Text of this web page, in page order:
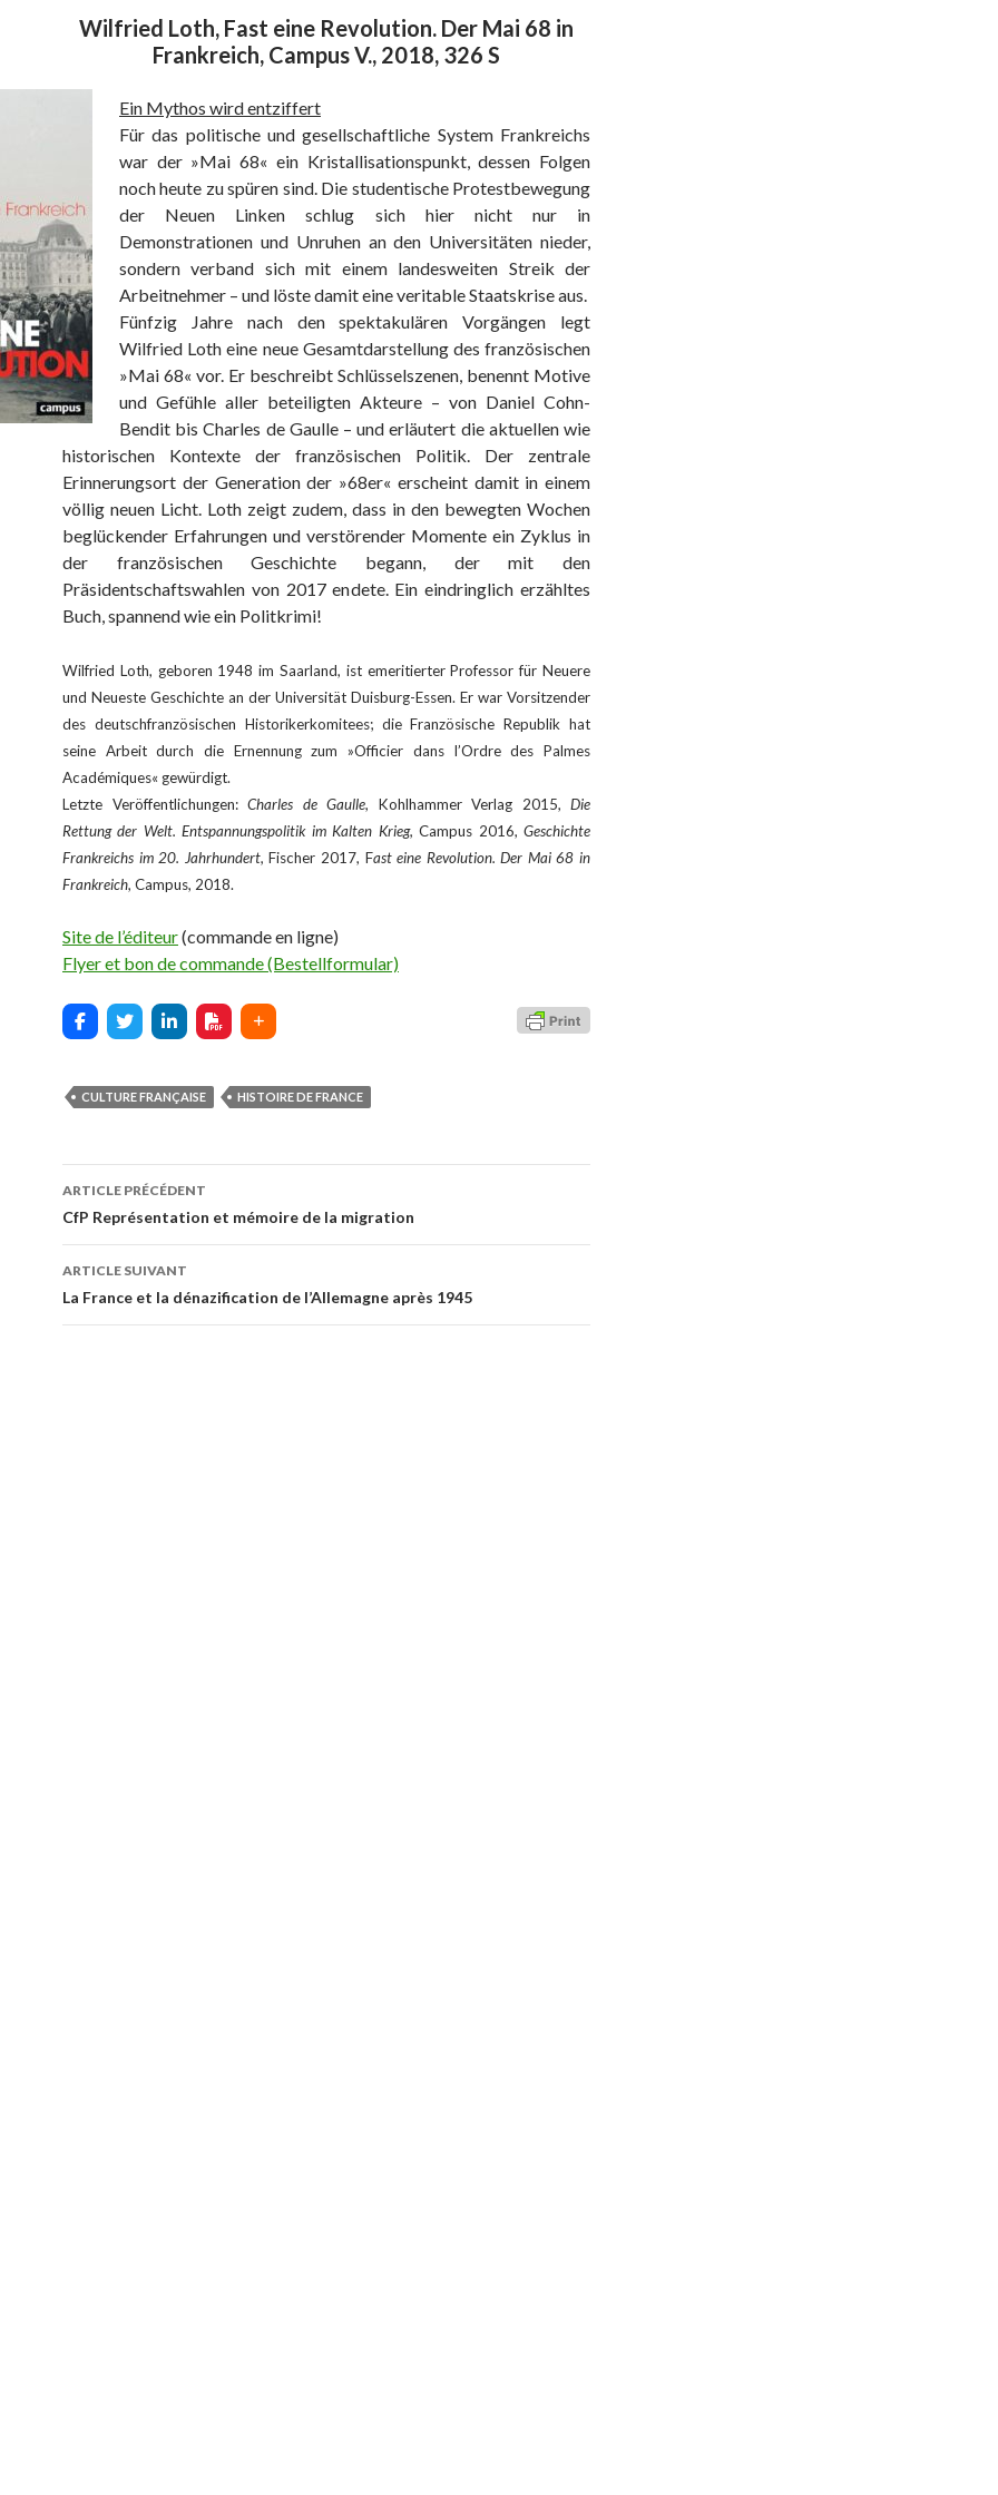
Wilfried Loth, Fast eine Revolution. Der Mai 68 in
Frankreich, Campus V., 2018, 326 S
Ein Mythos wird entziffert
Für das politische und gesellschaftliche System Frankreichs
war der »Mai 68« ein Kristallisationspunkt, dessen Folgen
noch heute zu spüren sind. Die studentische Protestbewegung
der Neuen Linken schlug sich hier nicht nur in
Demonstrationen und Unruhen an den Universitäten nieder,
sondern verband sich mit einem landesweiten Streik der
Arbeitnehmer – und löste damit eine veritable Staatskrise aus.
Fünfzig Jahre nach den spektakulären Vorgängen legt
Wilfried Loth eine neue Gesamtdarstellung des französischen
»Mai 68« vor. Er beschreibt Schlüsselszenen, benennt Motive
und Gefühle aller beteiligten Akteure – von Daniel Cohn-
Bendit bis Charles de Gaulle – und erläutert die aktuellen wie
historischen Kontexte der französischen Politik. Der zentrale
Erinnerungsort der Generation der »68er« erscheint damit in einem
völlig neuen Licht. Loth zeigt zudem, dass in den bewegten Wochen
beglückender Erfahrungen und verstörender Momente ein Zyklus in
der französischen Geschichte begann, der mit den
Präsidentschaftswahlen von 2017 endete. Ein eindringlich erzähltes
Buch, spannend wie ein Politkrimi!
Wilfried Loth, geboren 1948 im Saarland, ist emeritierter Professor für Neuere
und Neueste Geschichte an der Universität Duisburg-Essen. Er war Vorsitzender
des deutschfranzösischen Historikerkomitees; die Französische Republik hat
seine Arbeit durch die Ernennung zum »Officier dans l’Ordre des Palmes
Académiques« gewürdigt.
Letzte Veröffentlichungen: Charles de Gaulle, Kohlhammer Verlag 2015, Die
Rettung der Welt. Entspannungspolitik im Kalten Krieg, Campus 2016,Geschichte
Frankreichs im 20. Jahrhundert, Fischer 2017, Fast eine Revolution. Der Mai 68 in
Frankreich, Campus, 2018.
Site de l’éditeur(commande en ligne)
Flyer et bon de commande (Bestellformular)
CULTURE FRANÇAISE HISTOIRE DE FRANCE
Navigation
des
articles
ARTICLE PRÉCÉDENT
CfP Représentation et mémoire de la migration
ARTICLE SUIVANT
La France et la dénazification de l’Allemagne après 1945